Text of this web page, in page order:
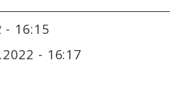
- 16:15
- 16:17